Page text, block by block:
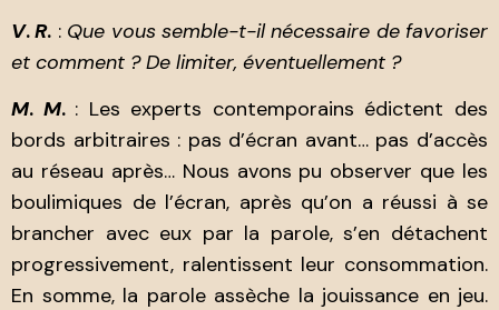
V.R. : Que vous semble-t-il nécessaire de favoriser
et comment ? De limiter, éventuellement ?
M. M. : Les experts contemporains édictent des
bords arbitraires : pas d’écran avant… pas d’accès
au réseau après… Nous avons pu observer que les
boulimiques de l’écran, après qu’on a réussi à se
brancher avec eux par la parole, s’en détachent
progressivement, ralentissent leur consommation.
En somme, la parole assèche la jouissance en jeu.